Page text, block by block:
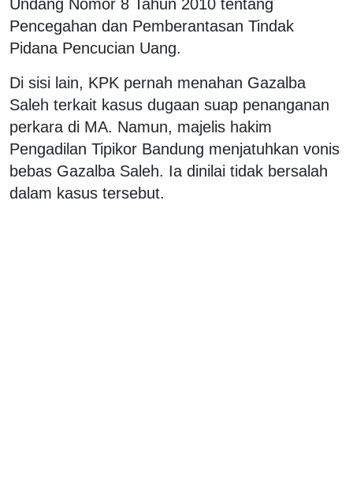
Undang Nomor 8 Tahun 2010 tentang
Pencegahan dan Pemberantasan Tindak
Pidana Pencucian Uang.
Di sisi lain, KPK pernah menahan Gazalba
Saleh terkait kasus dugaan suap penanganan
perkara di MA. Namun, majelis hakim
Pengadilan Tipikor Bandung menjatuhkan vonis
bebas Gazalba Saleh. Ia dinilai tidak bersalah
dalam kasus tersebut.